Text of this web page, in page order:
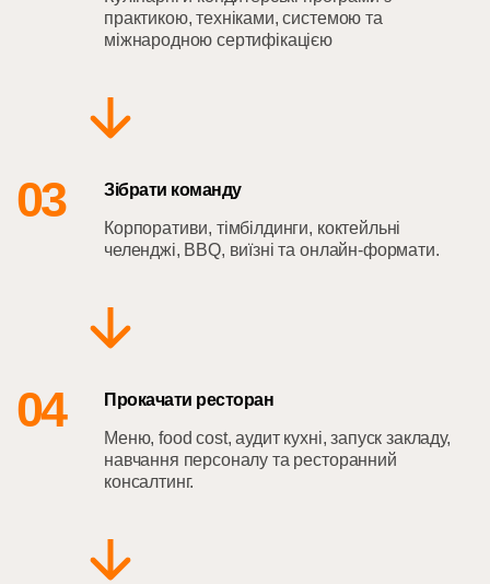
практикою, техніками, системою та
міжнародною сертифікацією
03 Зібрати команду
Корпоративи, тімбілдинги, коктейльні
челенджі, BBQ, виїзні та онлайн-формати.
04 Прокачати ресторан
Меню, food cost, аудит кухні, запуск закладу,
навчання персоналу та ресторанний
консалтинг.